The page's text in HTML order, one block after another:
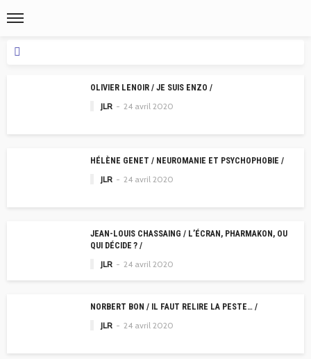
OLIVIER LENOIR / JE SUIS ENZO /
JLR 24 avril 2020
HÉLÈNE GENET / NEUROMANIE ET PSYCHOPHOBIE /
JLR 24 avril 2020
JEAN-LOUIS CHASSAING / L’ÉCRAN, PHARMAKON, OU
QUI DÉCIDE ? /
JLR 24 avril 2020
NORBERT BON / IL FAUT RELIRE LA PESTE… /
JLR 24 avril 2020